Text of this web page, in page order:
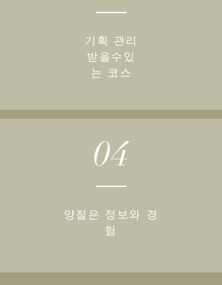
기획 관리
받을수있
는 코스
04
양질은 정보와 경
험